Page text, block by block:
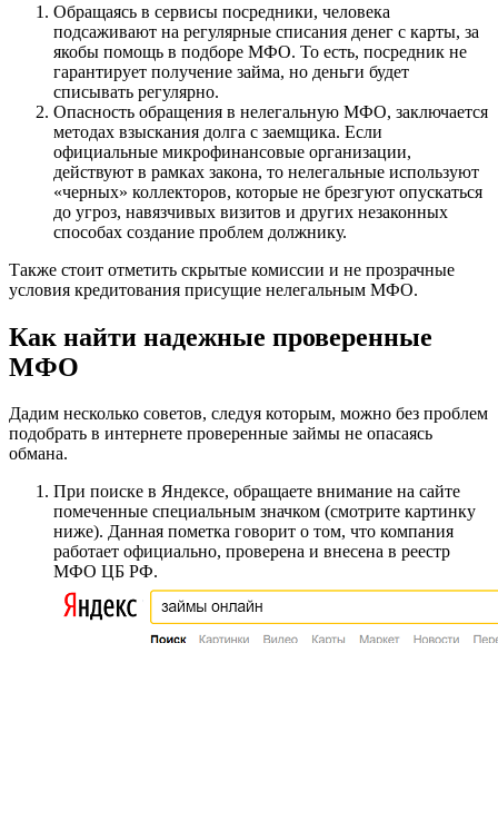
Обращаясь в сервисы посредники, человека
подсаживают на регулярные списания денег с карты, за
якобы помощь в подборе МФО. То есть, посредник не
гарантирует получение займа, но деньги будет
списывать регулярно.
Опасность обращения в нелегальную МФО, заключается
методах взыскания долга с заемщика. Если
официальные микрофинансовые организации,
действуют в рамках закона, то нелегальные используют
«черных» коллекторов, которые не брезгуют опускаться
до угроз, навязчивых визитов и других незаконных
способах создание проблем должнику.
Также стоит отметить скрытые комиссии и не прозрачные
условия кредитования присущие нелегальным МФО.
Как найти надежные проверенные
МФО
Дадим несколько советов, следуя которым, можно без проблем
подобрать в интернете проверенные займы не опасаясь
обмана.
При поиске в Яндексе, обращаете внимание на сайте
помеченные специальным значком (смотрите картинку
ниже). Данная пометка говорит о том, что компания
работает официально, проверена и внесена в реестр
МФО ЦБ РФ.